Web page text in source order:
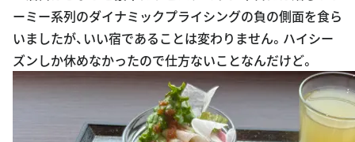
ーミー系列のダイナミックプライシングの負の側面を食ら
いましたが、いい宿であることは変わりません。ハイシー
ズンしか休めなかったので仕方ないことなんだけど。